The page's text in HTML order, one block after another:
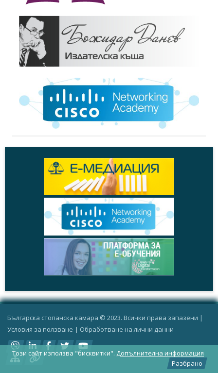
Българска стопанска камара © 2023. Всички права запазени |
Условия за ползване | Oбработване на лични данни
Този сайт използва "бисквитки". Допълнителна информация
Разбрано